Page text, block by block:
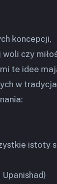
koncepcji,
czy
te idee
w
istoty